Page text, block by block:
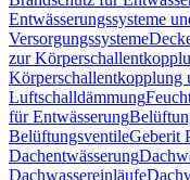
Entwässerungssysteme
Versorgungssysteme
zur
Körperschallentkopplung
Luftschalldämmung
für Entwässerung
BelüftungsventileGeberit
Dachentwässerung
Dachwassereinläufe